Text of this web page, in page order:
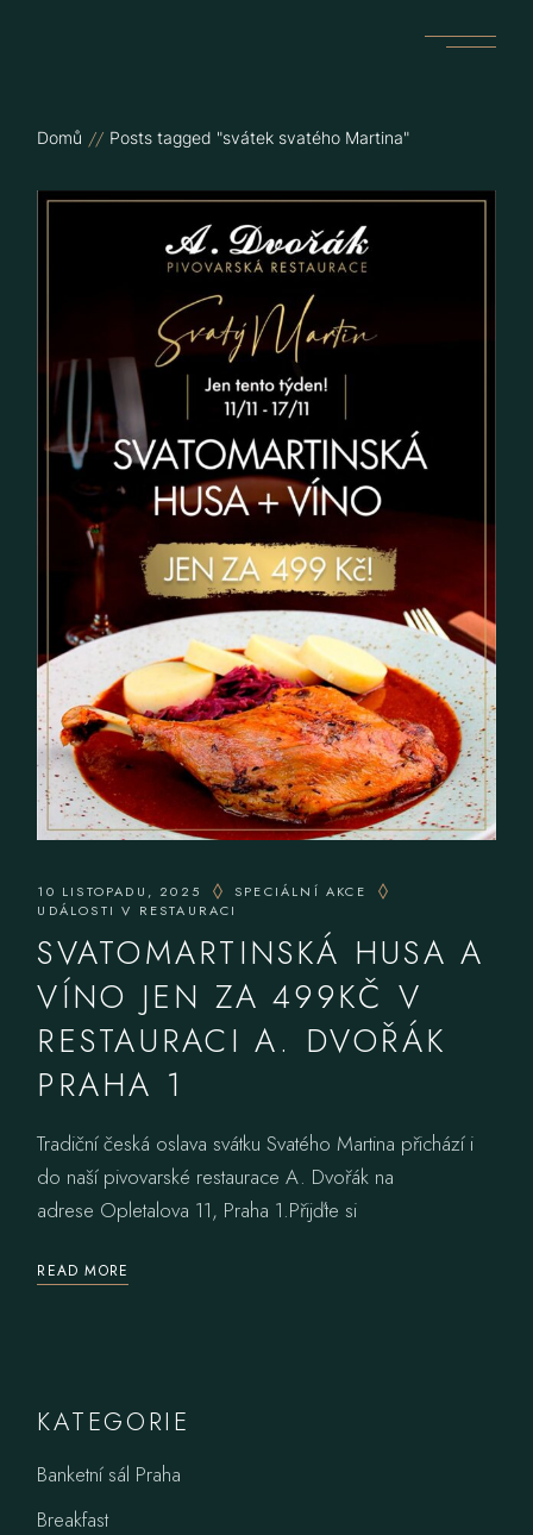
Domů Posts tagged "svátek svatého Martina"
10 LISTOPADU, 2025
SPECIÁLNÍ AKCE
UDÁLOSTI V RESTAURACI
SVATOMARTINSKÁ HUSA A
VÍNO JEN ZA 499KČ V
RESTAURACI A. DVOŘÁK
PRAHA 1
Tradiční česká oslava svátku Svatého Martina přichází i
do naší pivovarské restaurace A. Dvořák na
adrese Opletalova 11, Praha 1.Přijďte si
READ MORE
KATEGORIE
Banketní sál Praha
Breakfast